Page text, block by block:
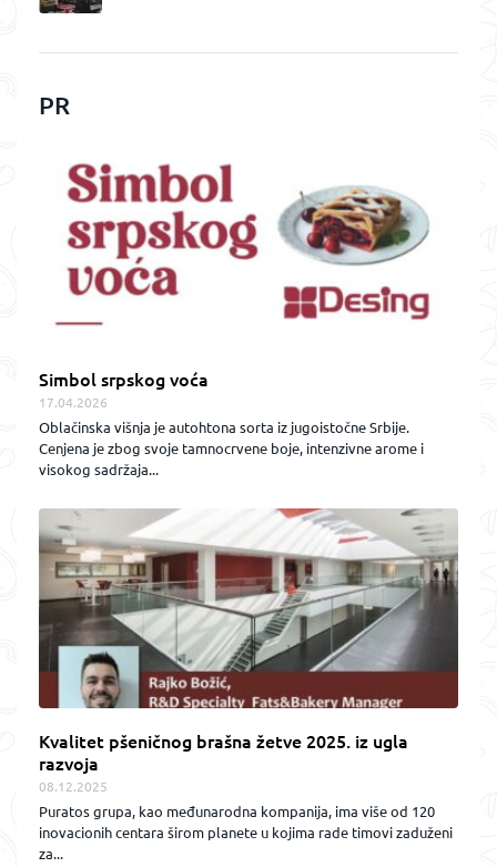
PR
Simbol srpskog voća
17.04.2026
Oblačinska višnja je autohtona sorta iz jugoistočne Srbije.
Cenjena je zbog svoje tamnocrvene boje, intenzivne arome i
visokog sadržaja...
Kvalitet pšeničnog brašna žetve 2025. iz ugla
razvoja
08.12.2025
Puratos grupa, kao međunarodna kompanija, ima više od 120
inovacionih centara širom planete u kojima rade timovi zaduženi
za...